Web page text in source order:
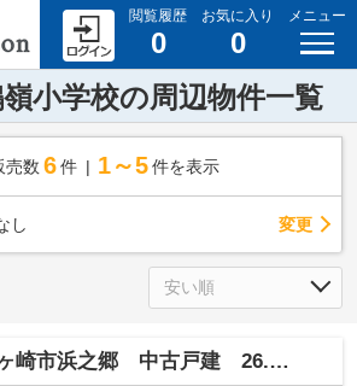
閲覧履歴
0
お気に入り
0
メニュー
小学校の周辺物件一覧
売数 6 件 1～5 件を表示
し 変更
崎市浜之郷 中古戸建 26.93坪